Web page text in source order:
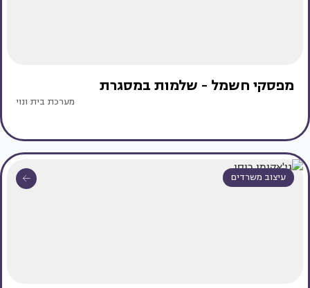
מפסקי חשמל - שלמות במסגרת
מערכת בית ונוי
עיצוב משרדים